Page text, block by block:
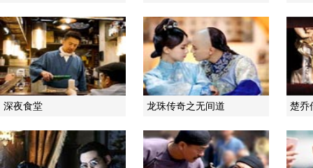
深夜食堂 龙珠传奇之无间道 楚乔